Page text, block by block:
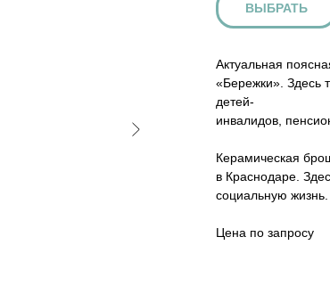
ВЫБРАТЬ
Актуальная
«Бережки». Здесь
детей-
инвалидов,
Керамическая
в Краснодаре.
социальную жизнь.
Цена по запросу